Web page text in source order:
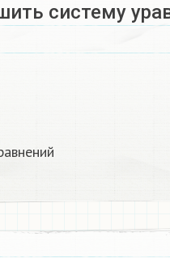
систему